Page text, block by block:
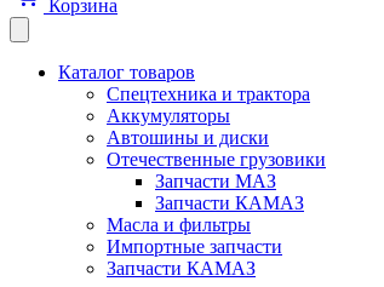
Корзина
Каталог товаров
Спецтехника и трактора
Аккумуляторы
Автошины и диски
Отечественные грузовики
Запчасти МАЗ
Запчасти КАМАЗ
Масла и фильтры
Импортные запчасти
Запчасти КАМАЗ